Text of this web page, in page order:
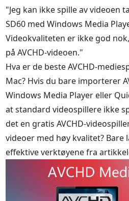
"Jeg kan ikke spille av videoen
SD60 med Windows Media
Videokvaliteten er ikke god
på AVCHD-videoen."
Hva er de beste AVCHD-
Mac? Hvis du bare importerer
Windows Media Player eller
at standard videospillere ikke
det en gratis AVCHD-
videoer med høy kvalitet?
effektive verktøyene fra